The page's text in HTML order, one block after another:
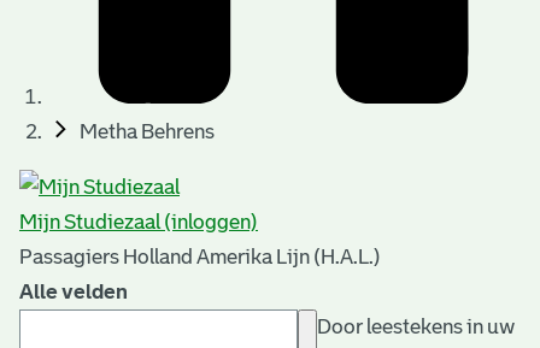
Metha Behrens
Mijn Studiezaal (inloggen)
Passagiers Holland Amerika Lijn (H.A.L.)
Alle velden
Door leestekens in uw